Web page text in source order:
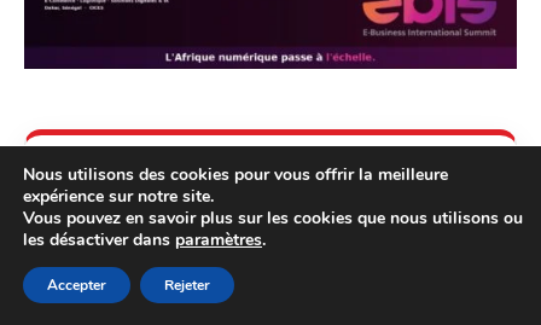
SOCIAL NET LINK
Ne manquez aucune
actualite tech et startup
Nous utilisons des cookies pour vous offrir la meilleure
expérience sur notre site.
Vous pouvez en savoir plus sur les cookies que nous utilisons ou
les désactiver dans paramètres.
Accepter Rejeter